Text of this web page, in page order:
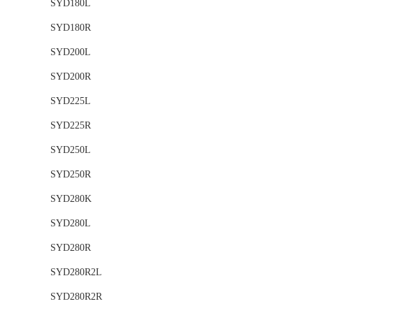
SYD180L
SYD180R
SYD200L
SYD200R
SYD225L
SYD225R
SYD250L
SYD250R
SYD280K
SYD280L
SYD280R
SYD280R2L
SYD280R2R